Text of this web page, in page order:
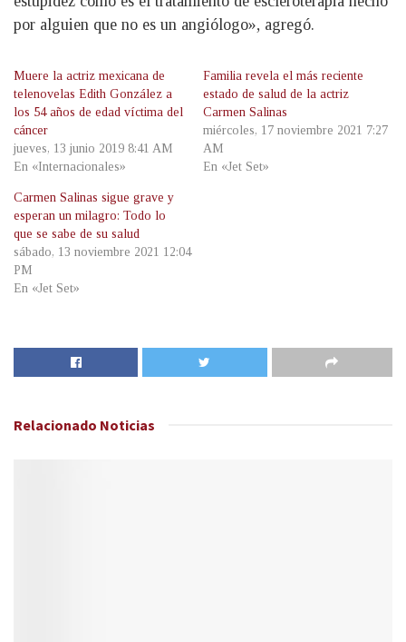
por alguien que no es un angiólogo», agregó.
Muere la actriz mexicana de
telenovelas Edith González a
los 54 años de edad víctima del
cáncer
jueves, 13 junio 2019 8:41 AM
En «Internacionales»
Familia revela el más reciente
estado de salud de la actriz
Carmen Salinas
miércoles, 17 noviembre 2021 7:27
AM
En «Jet Set»
Carmen Salinas sigue grave y
esperan un milagro: Todo lo
que se sabe de su salud
sábado, 13 noviembre 2021 12:04
PM
En «Jet Set»
Relacionado Noticias